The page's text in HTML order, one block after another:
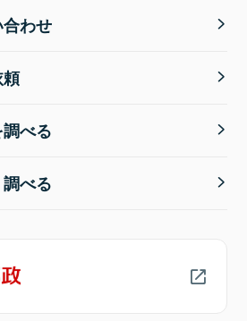
わせ
べる
べる